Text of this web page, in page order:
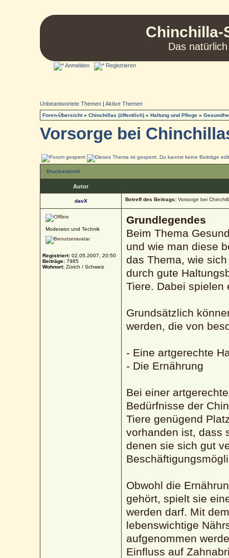
Chinchilla-
Das
Anmelden Registrieren
Unbeantwortete Themen |Aktive Themen
Foren-Übersicht»Chinchillas (öffentlich) »Haltung und Pflege »
Vorsorge bei
Druckansicht
Autor
davX Betreff des Beitrags: Vorsorge bei
Moderator und Technik
Registriert: 02.05.2007, 20:50
Beiträge: 7985
Wohnort: Zürich / Schweiz
Grundlegendes
Beim Thema
und wie man diese
das Thema, wie
durch gute
Tiere. Dabei spielen
Grundsätzlich
werden, die von
- Eine artgerechte
- Die Ernährung
Bei einer
Bedürfnisse der
Tiere genügend
vorhanden ist, dass
denen sie sich gut
Obwohl die
gehört, spielt sie
werden darf. Mit
lebenswichtige
aufgenommen
Einfluss auf